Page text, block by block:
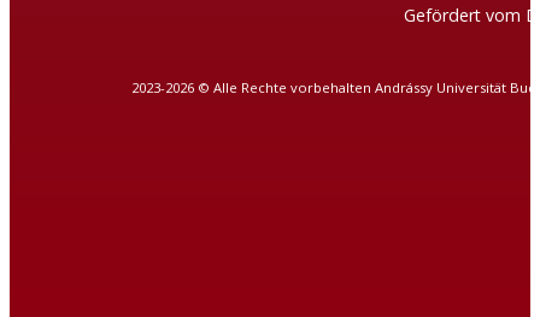
Gefördert vom
2023-2026 © Alle Rechte vorbehalten Andrássy Universität